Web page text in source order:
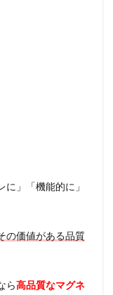
」「機能的に」
の価値がある品質
ら高品質なマグネ